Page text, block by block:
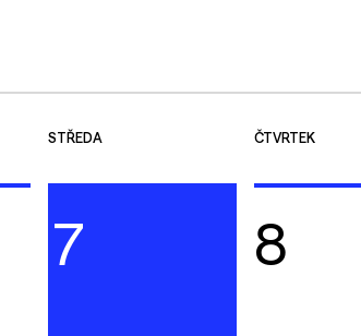
STŘEDA ČTVRTEK
7 8